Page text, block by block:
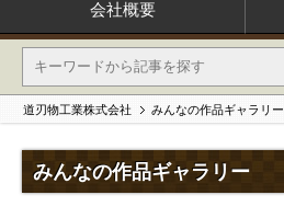
会社概要
道刃物工業株式会社 みんなの作品ギャラリー
みんなの作品ギャラリー